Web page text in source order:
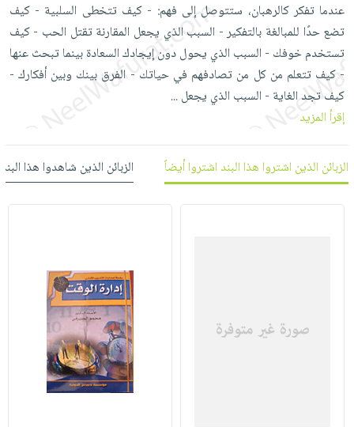
العناية
بالجسم
العناية
بالأسنان
الحمية
الطهي
أدوات
الخبز
أدوات
المائدة
الأوعية
والتخزين
أدوات
الهدايا
أقسام
الأكثر
مبيعاً
العودة
اكسسوارات
كتب
اكسسوارات
حقائب
شحن
مجاني
بنود
مختارة
كل
الاشتراكات
عن
عندما تفكر كالرهبان، ستتوصل إلى فهم: - كيف تتخطى السلبية - كيف
تضع حدًا للمبالغة بالتفكير - السبب الذي يجعل المقارنة تقتل الحب - كيف
تستخدم خوفك - السبب الذي يحول دون إيجادك السعادة بينما تبحث عنها
- كيف تتعلم من كل من تصادفهم في حياتك - الفرق بينك وبين أفكارك -
كيف تجد الغاية - السبب الذي يجعل...
إقرأ المزيد
الزبائن الذين اشتروا هذا البند اشتروا أيضاً الزبائن الذين شاهدوا هذا